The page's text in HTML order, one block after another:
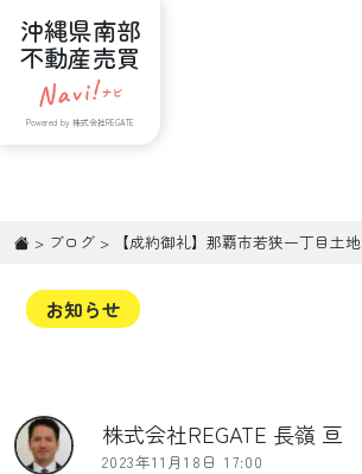
沖縄県南部
不動産売買
Powered by 株式会社REGATE
> ブログ > 【成約御礼】那覇市若狭一丁目土地
お知らせ
株式会社REGATE 長嶺 亘
2023年11月18日 17:00